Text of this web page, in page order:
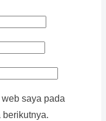
saya pada
berikutnya.